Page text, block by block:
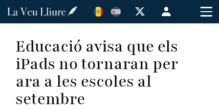
Vés
Menú
de
cuenta
de
usuario
Educació avisa que els
iPads no tornaran per
ara a les escoles al
setembre